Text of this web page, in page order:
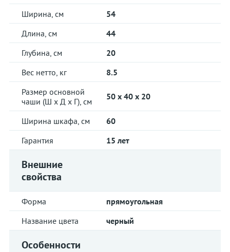
Ширина, см
54
Длина, см
44
Глубина, см
20
Вес нетто, кг
8.5
Размер основной
чаши (Ш х Д х Г), см
50 x 40 x 20
Ширина шкафа, см
60
Гарантия
15 лет
Внешние
свойства
Форма
прямоугольная
Название цвета
черный
Особенности